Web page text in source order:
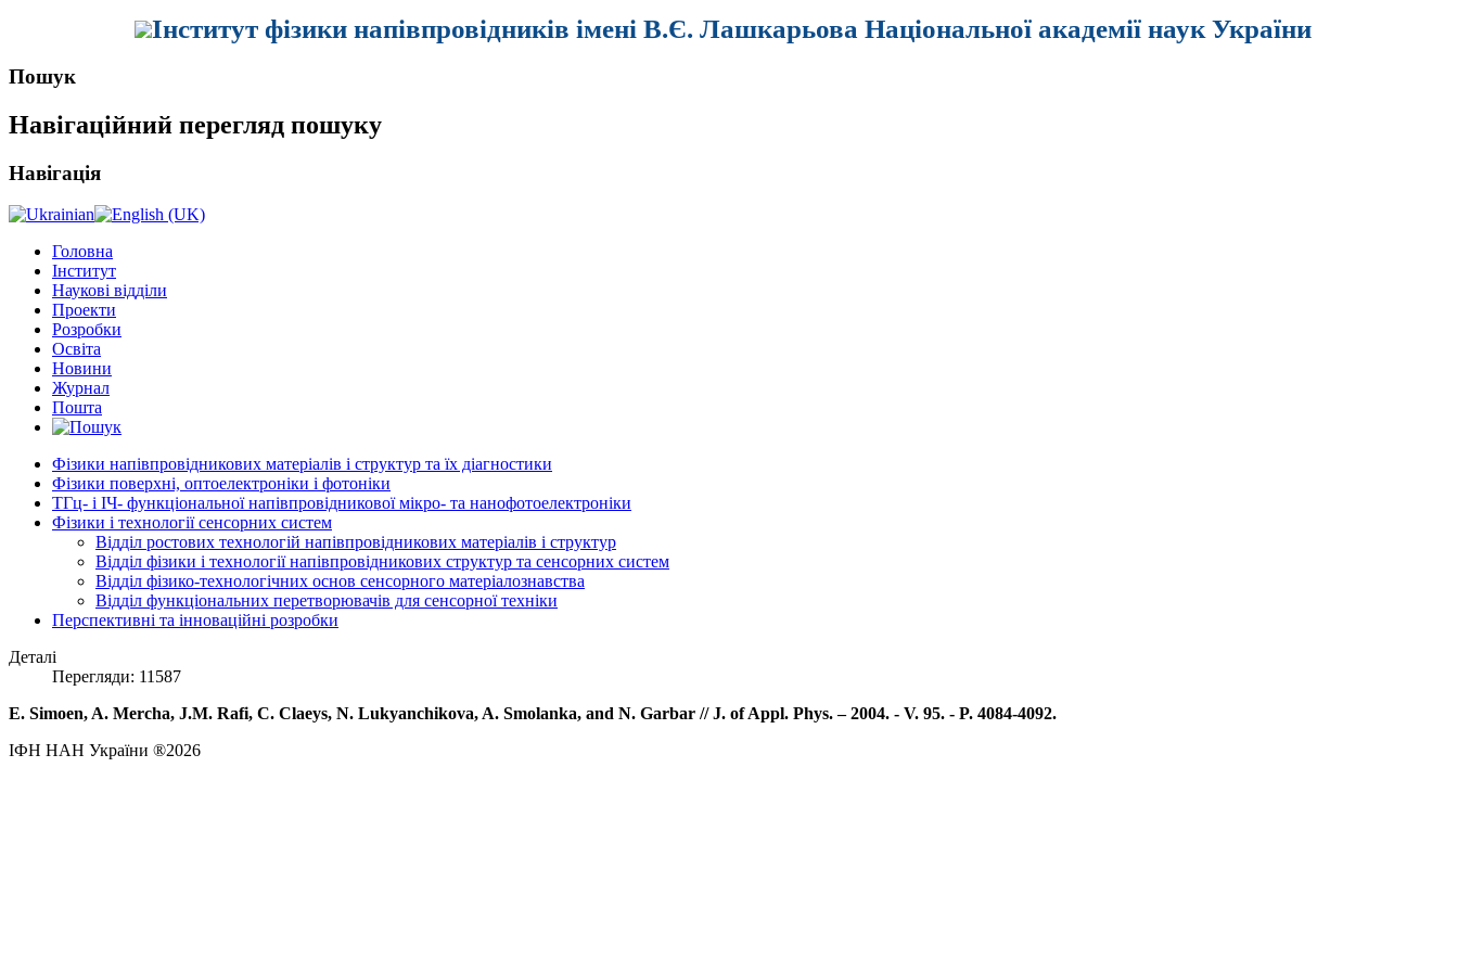
Інститут фізики напівпровідників імені В.Є. Лашкарьова Національної академії наук України
Пошук
Навігаційний перегляд пошуку
Навігація
Головна
Інститут
Наукові відділи
Проекти
Розробки
Освіта
Новини
Журнал
Пошта
Фізики напівпровідникових матеріалів і структур та їх діагностики
Фізики поверхні, оптоелектроніки і фотоніки
ТГц- і ІЧ- функціональної напівпровідникової мікро- та нанофотоелектроніки
Фізики і технології сенсорних систем
Відділ ростових технологій напівпровідникових матеріалів і структур
Відділ фізики і технології напівпровідникових структур та сенсорних систем
Відділ фізико-технологічних основ сенсорного матеріалознавства
Відділ функціональних перетворювачів для сенсорної техніки
Перспективні та інноваційні розробки
Деталі
Перегляди: 11587
E. Simoen, A. Mercha, J.M. Rafi, C. Claeys, N. Lukyanchikova, A. Smolanka, and N. Garbar // J. of Appl. Phys. – 2004. - V. 95. - P. 4084-4092.
ІФН НАН України ®2026